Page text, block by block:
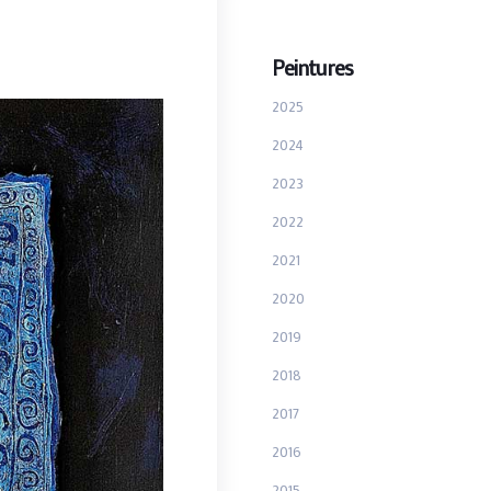
Peintures
2025
2024
2023
2022
2021
2020
2019
2018
2017
2016